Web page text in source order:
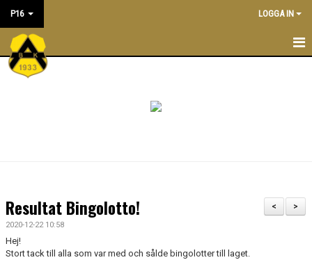
P16 LOGGA IN
P16
LEDARE
DOKUMENT
>
<
Resultat Bingolotto!
2020-12-22 10:58
Hej!
Stort tack till alla som var med och sålde bingolotter till laget.